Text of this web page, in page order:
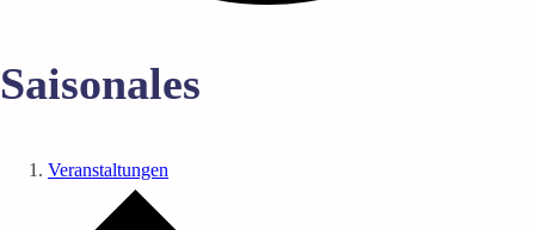
Saisonales
Veranstaltungen